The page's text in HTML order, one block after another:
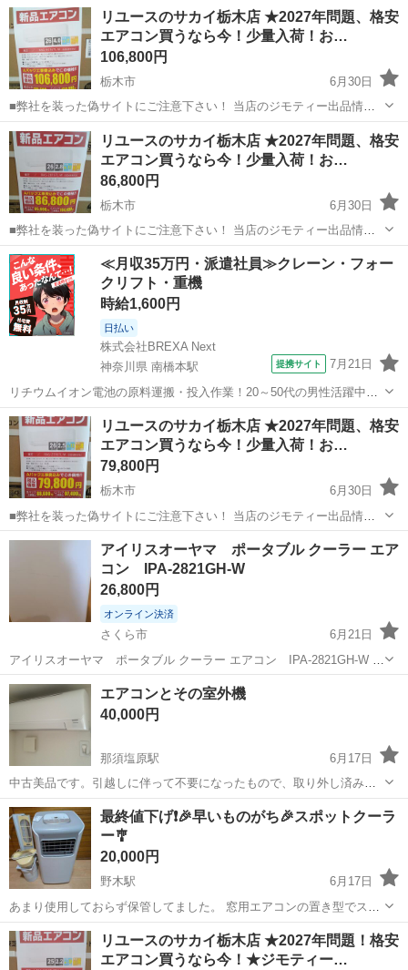
リユースのサカイ栃木店 ★2027年問題、格安
エアコン買うなら今！少量入荷！お…
106,800円
栃木市
6月30日
■弊社を装った偽サイトにご注意下さい！ 当店のジモティー出品情
報、画像が複数の偽サイトに転載されていることが確認されておりま
す。 これらのサイトに関しましては、当店とは一切関係がございませ
ん。 偽サイトへのアクセスや個...
栃木 栃木市 季節、空調家電 サカイ
リユースのサカイ栃木店 ★2027年問題、格安
エアコン買うなら今！少量入荷！お…
86,800円
栃木市
6月30日
■弊社を装った偽サイトにご注意下さい！ 当店のジモティー出品情
報、画像が複数の偽サイトに転載されていることが確認されておりま
す。 これらのサイトに関しましては、当店とは一切関係がございませ
ん。 偽サイトへのアクセスや個...
栃木 栃木市 季節、空調家電 サカイ
≪月収35万円・派遣社員≫クレーン・フォー
クリフト・重機
時給1,600円
日払い
株式会社BREXA Next
神奈川県 南橋本駅
提携サイト 7月21日
リチウムイオン電池の原料運搬・投入作業！20～50代の男性活躍中★
ワンルーム寮完備！赴任旅費会社負担！年間休日130日★フォークリフ
ト免許お持ちの方、活躍中！就業先食堂利用可★《神奈川県相模原
市》 人気の工場のお仕事 ◇電...
神奈川 相模原市 南橋本駅 その他
リユースのサカイ栃木店 ★2027年問題、格安
エアコン買うなら今！少量入荷！お…
79,800円
栃木市
6月30日
■弊社を装った偽サイトにご注意下さい！ 当店のジモティー出品情
報、画像が複数の偽サイトに転載されていることが確認されておりま
す。 これらのサイトに関しましては、当店とは一切関係がございませ
ん。 偽サイトへのアクセス...
栃木 栃木市 季節、空調家電
アイリスオーヤマ ポータブル クーラー エア
コン IPA-2821GH-W
26,800円
オンライン決済
さくら市
6月21日
アイリスオーヤマ ポータブル クーラー エアコン IPA-2821GH-W 自
宅で使用していましたが、必要無くなったので販売します 冷房・暖
房・除湿・換気が使えます。 本体のみの出品になります。 窓用のダク
栃木 さくら市 季節、空調家電
エアコンとその室外機
40,000円
那須塩原駅
6月17日
中古美品です。引越しに伴って不要になったもので、取り外し済みで
す。 写真には無いですが、室外機と併せての出品です。 2年間しまい
っぱなしなので動作確認できておりません。返品不可です。 (恐らく8
畳用だったと思います) （20...
栃木 那須塩原市 那須塩原駅 季節、空調家電 CORONA
最終値下げ❗🎉早いものがち🎉スポットクーラ
ー🎐
20,000円
野木駅
6月17日
あまり使用しておらず保管してました。 窓用エアコンの置き型でスポ
ットクーラーだと思って下さい。 エアコンを設置出来ない方など 比較
的綺麗ではありますが、年数による劣化汚れキズなどはありますので
神経質なかたはご遠慮下さい。 ...
栃木 小山市 季節、空調家電 スポットクーラー
リユースのサカイ栃木店 ★2027年問題！格安
エアコン買うなら今！★ジモティー…